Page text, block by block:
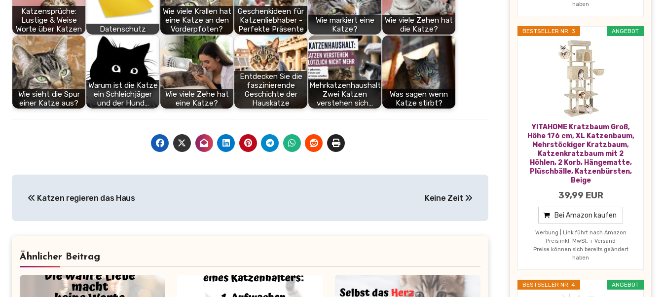
Katzensprüche:
Lustige & Weise
Worte über Katzen
Datenschutz
Wie viele Krallen hat
eine Katze an den
Vorderpfoten?
Geschenkideen für
Katzenliebhaber -
Perfekte Präsente
Wie markiert eine
Katze?
Wie viele Zehen hat
die Katze?
Wie sieht die Spur
einer Katze aus?
Warum ist die Katze
ein Schleichjäger
und der Hund…
Wie viele Zehe hat
eine Katze?
Entdecken Sie die
faszinierende
Geschichte der
Hauskatze
Mehrkatzenhaushalt:
Zwei Katzen
verstehen sich…
Was sagen wenn
Katze stirbt?
Katzen regieren das Haus Keine Zeit
Ähnlicher Beitrag
haben
ANGEBOT
BESTSELLER NR. 3
YITAHOME Kratzbaum Groß,
Höhe 176 cm, XL Katzenbaum,
Mehrstöckiger Kratzbaum,
Katzenkratzbaum mit 2
Höhlen, 2 Korb, Hängematte,
Plüschbälle, Katzenbürsten,
Beige
39,99 EUR
Bei Amazon kaufen
Werbung | Link führt nach Amazon
Preis inkl. MwSt. + Versand
Preise können sich bereits geändert
haben
ANGEBOT
BESTSELLER NR. 4